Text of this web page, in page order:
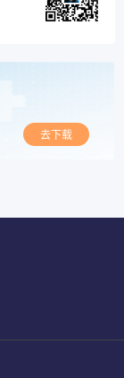
去下载